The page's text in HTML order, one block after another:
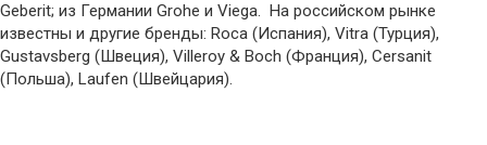
Geberit; из Германии Grohe и Viega. На российском рынке
известны и другие бренды: Roca (Испания), Vitra (Турция),
Gustavsberg (Швеция), Villeroy & Boch (Франция), Cersanit
(Польша), Laufen (Швейцария).